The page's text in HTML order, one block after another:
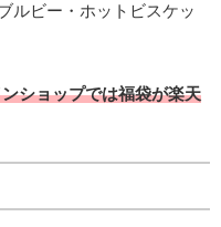
ルビー・ホットビスケッ
ショップでは福袋が楽天